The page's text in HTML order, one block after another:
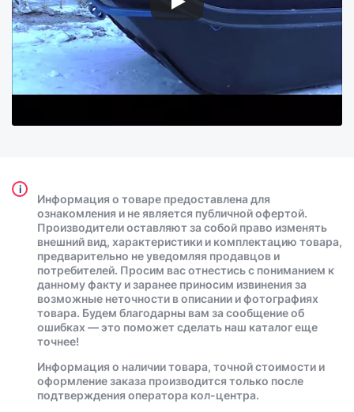
i
Информация о товаре предоставлена для
ознакомления и не является публичной офертой.
Производители оставляют за собой право изменять
внешний вид, характеристики и комплектацию товара,
предварительно не уведомляя продавцов и
потребителей. Просим вас отнестись с пониманием к
данному факту и заранее приносим извинения за
возможные неточности в описании и фотографиях
товара. Будем благодарны вам за сообщение об
ошибках — это поможет сделать наш каталог еще
точнее!
Информация о наличии товара, точной стоимости и
оформление заказа производится только после
подтверждения оператора кол-центра.